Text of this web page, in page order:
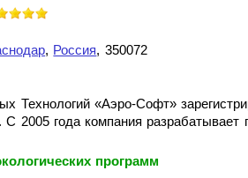
, Россия, 350072
«Аэро-Софт»
С 2005 года компания
программ